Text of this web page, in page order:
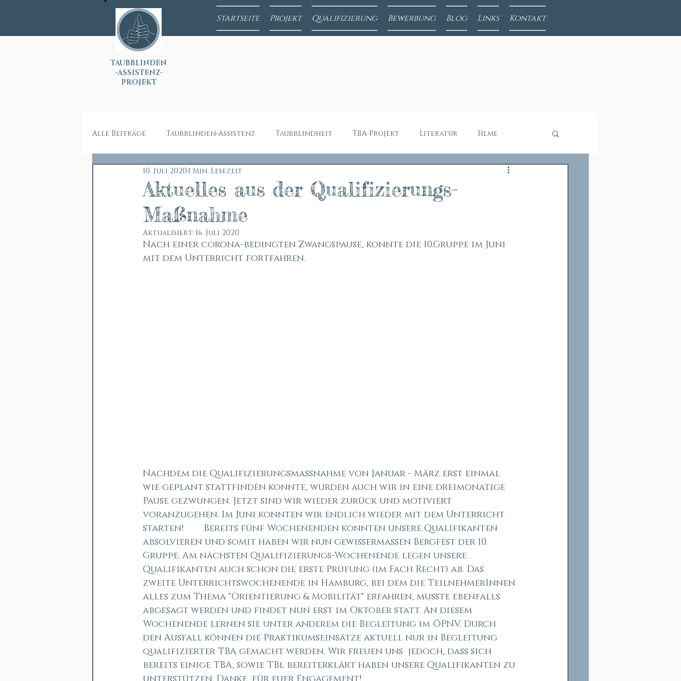
Startseite Projekt Qualifizierung Bewerbung Blog Links Kontakt
Alle Beiträge Taubblinden-Assistenz Taubblindheit TBA-Projekt Literatur Filme
Aktuelles aus der Qualifizierungs-
Maßnahme
10. Juli 2020 1 Min. Lesezeit
Aktualisiert: 16. Juli 2020
Nach einer corona-bedingten Zwangspause, konnte die 10.Gruppe im Juni
mit dem Unterricht fortfahren.
Nachdem die Qualifizierungsmaßnahme von Januar - März erst einmal
wie geplant stattfinden konnte, wurden auch wir in eine dreimonatige
Pause gezwungen. Jetzt sind wir wieder zurück und motiviert
voranzugehen. Im Juni konnten wir endlich wieder mit dem Unterricht
starten! 	Bereits fünf Wochenenden konnten unsere Qualifikanten
absolvieren und somit haben wir nun gewissermaßen Bergfest der 10.
Gruppe. Am nächsten Qualifizierungs-Wochenende legen unsere
Qualifikanten auch schon die erste Prüfung (im Fach Recht) ab. Das
zweite Unterrichtswochenende in Hamburg, bei dem die TeilnehmerInnen
alles zum Thema "Orientierung & Mobilität" erfahren, musste ebenfalls
abgesagt werden und findet nun erst im Oktober statt. An diesem
Wochenende lernen sie unter anderem die Begleitung im ÖPNV. Durch
den Ausfall können die Praktikumseinsätze aktuell nur in Begleitung
qualifizierter TBA gemacht werden. Wir freuen uns  jedoch, dass sich
bereits einige TBA, sowie TBl bereiterklärt haben unsere Qualifikanten zu
TAUBBLINDEN
-ASSISTENZ-
PROJEKT